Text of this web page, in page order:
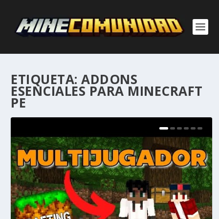
ETIQUETA:ADDONS
ESENCIALES PARA MINECRAFT
PE